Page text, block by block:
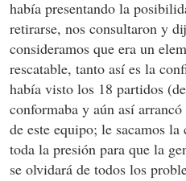
había presentando la
retirarse, nos consultaron y
consideramos que era un
rescatable, tanto así es la
había visto los 18 partidos
conformaba y aún así
de este equipo; le sacamos
toda la presión para que la
se olvidará de todos los